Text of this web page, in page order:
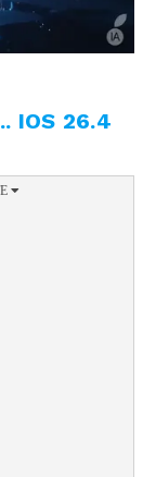
IOS 26.4